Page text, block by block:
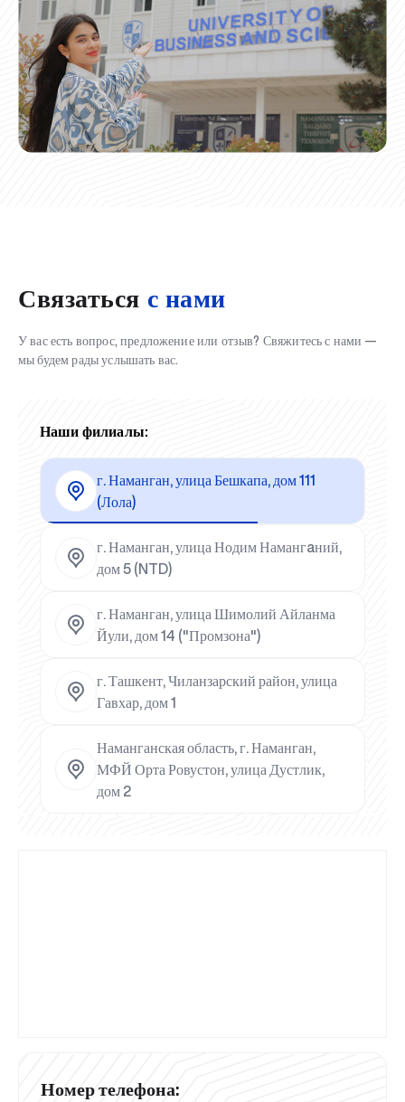
Связаться с нами
У вас есть вопрос, предложение или отзыв? Свяжитесь с нами —
мы будем рады услышать вас.
Наши филиалы:
г. Наманган, улица Бешкапа, дом 111
(Лола)
г. Наманган, улица Нодим Намангaний,
дом 5 (NTD)
г. Наманган, улица Шимолий Айланма
Йули, дом 14 ("Промзона")
г. Ташкент, Чиланзарский район, улица
Гавхар, дом 1
Наманганская область, г. Наманган,
МФЙ Орта Ровустон, улица Дустлик,
дом 2
Номер телефона: